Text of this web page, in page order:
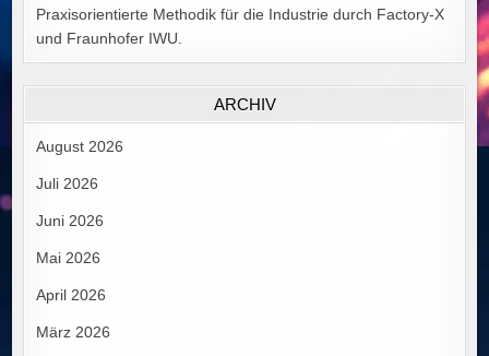
Praxisorientierte Methodik für die Industrie durch Factory-X
und Fraunhofer IWU.
ARCHIV
August 2026
Juli 2026
Juni 2026
Mai 2026
April 2026
März 2026